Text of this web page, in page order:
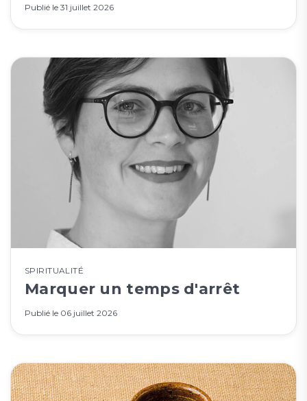
Publié le 31 juillet 2026
SPIRITUALITÉ
Marquer un temps d'arrêt
Publié le 06 juillet 2026